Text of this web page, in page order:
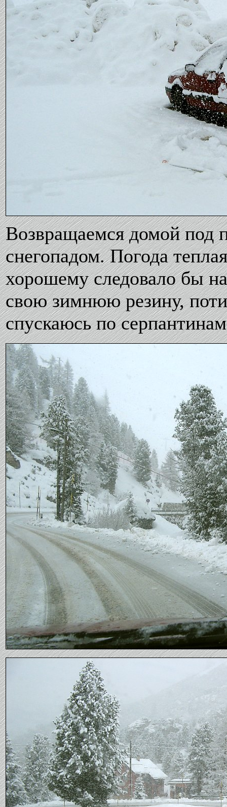
Возвращаемся домой
снегопадом. Погода
хорошему следовало бы
свою зимнюю резину,
спускаюсь по